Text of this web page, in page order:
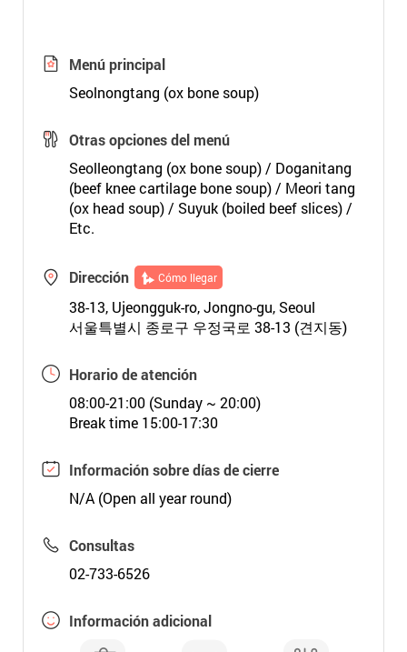
Menú principal
Seolnongtang (ox bone soup)
Otras opciones del menú
Seolleongtang (ox bone soup) / Doganitang
(beef knee cartilage bone soup) / Meori tang
(ox head soup) / Suyuk (boiled beef slices) /
Etc.
Dirección Cómo llegar
38-13, Ujeongguk-ro, Jongno-gu, Seoul
서울특별시 종로구 우정국로 38-13 (견지동)
Horario de atención
08:00-21:00 (Sunday ~ 20:00)
Break time 15:00-17:30
Información sobre días de cierre
N/A (Open all year round)
Consultas
02-733-6526
Información adicional